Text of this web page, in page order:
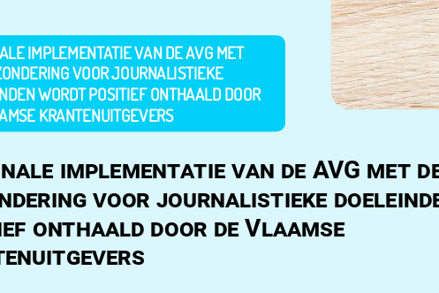
IMPLEMENTATIE VAN DE AVG MET
VOOR JOURNALISTIEKE
WORDT POSITIEF ONTHAALD DOOR
KRANTENUITGEVERS
implementatie van de AVG met
voor journalistieke
onthaald door de Vlaamse